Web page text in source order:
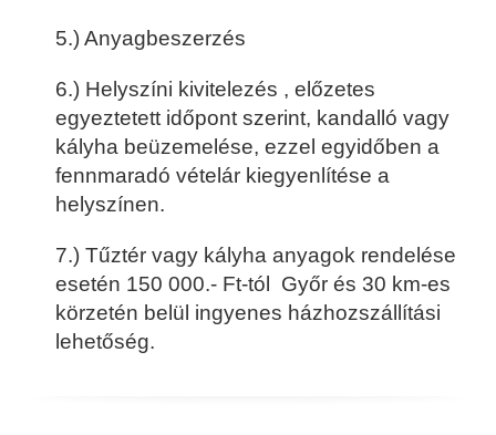
5.) Anyagbeszerzés
6.) Helyszíni kivitelezés , előzetes
egyeztetett időpont szerint, kandalló vagy
kályha beüzemelése, ezzel egyidőben a
fennmaradó vételár kiegyenlítése a
helyszínen.
7.) Tűztér vagy kályha anyagok rendelése
esetén 150 000.- Ft-tól Győr és 30 km-es
körzetén belül ingyenes házhozszállítási
lehetőség.